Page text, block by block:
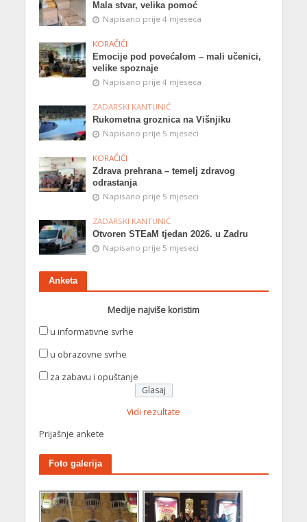
Mala stvar, velika pomoć
Napisano prije 4 mjeseca
KORAČIĆI
Emocije pod povećalom – mali učenici,
velike spoznaje
Napisano prije 4 mjeseca
ZADARSKI KANTUNIĆ
Rukometna groznica na Višnjiku
Napisano prije 5 mjeseci
KORAČIĆI
Zdrava prehrana – temelj zdravog
odrastanja
Napisano prije 5 mjeseci
ZADARSKI KANTUNIĆ
Otvoren STEaM tjedan 2026. u Zadru
Napisano prije 5 mjeseci
Anketa
Medije najviše koristim
u informativne svrhe
u obrazovne svrhe
za zabavu i opuštanje
Vidi rezultate
Prijašnje ankete
Foto galerija